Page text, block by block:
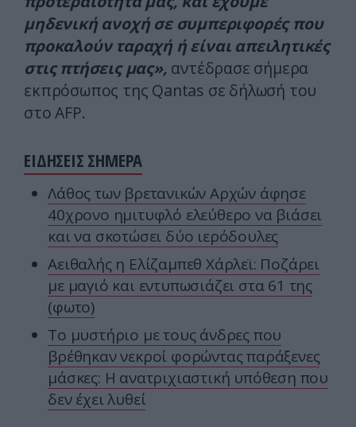
μηδενική ανοχή σε συμπεριφορές που
προκαλούν ταραχή ή είναι απειλητικές
στις πτήσεις μας», αντέδρασε σήμερα
εκπρόσωπος της Qantas σε δήλωσή του
στο AFP.
ΕΙΔΗΣΕΙΣ ΣΗΜΕΡΑ
Λάθος των βρετανικών Αρχών άφησε
40χρονο ημιτυφλό ελεύθερο να βιάσει
και να σκοτώσει δύο ιερόδουλες
Αειθαλής η Ελίζαμπεθ Χάρλεϊ: Ποζάρει
με μαγιό και εντυπωσιάζει στα 61 της
(φωτο)
Το μυστήριο με τους άνδρες που
βρέθηκαν νεκροί φορώντας παράξενες
μάσκες: Η ανατριχιαστική υπόθεση που
δεν έχει λυθεί